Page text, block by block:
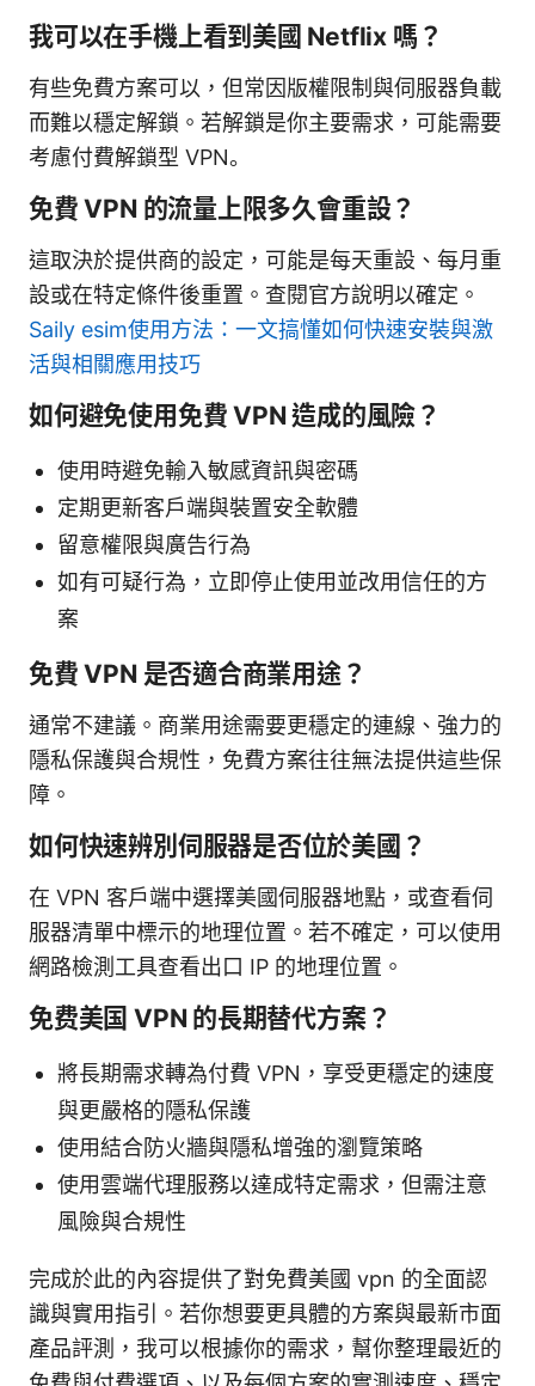
我可以在手機上看到美國 Netflix 嗎？
有些免費方案可以，但常因版權限制與伺服器負載
而難以穩定解鎖。若解鎖是你主要需求，可能需要
考慮付費解鎖型 VPN。
免費 VPN 的流量上限多久會重設？
這取決於提供商的設定，可能是每天重設、每月重
設或在特定條件後重置。查閱官方說明以確定。
Saily esim使用方法：一文搞懂如何快速安裝與激
活與相關應用技巧
如何避免使用免費 VPN 造成的風險？
使用時避免輸入敏感資訊與密碼
定期更新客戶端與裝置安全軟體
留意權限與廣告行為
如有可疑行為，立即停止使用並改用信任的方
案
免費 VPN 是否適合商業用途？
通常不建議。商業用途需要更穩定的連線、強力的
隱私保護與合規性，免費方案往往無法提供這些保
障。
如何快速辨別伺服器是否位於美國？
在 VPN 客戶端中選擇美國伺服器地點，或查看伺
服器清單中標示的地理位置。若不確定，可以使用
網路檢測工具查看出口 IP 的地理位置。
免费美国 VPN 的長期替代方案？
將長期需求轉為付費 VPN，享受更穩定的速度
與更嚴格的隱私保護
使用結合防火牆與隱私增強的瀏覽策略
使用雲端代理服務以達成特定需求，但需注意
風險與合規性
完成於此的內容提供了對免費美國 vpn 的全面認
識與實用指引。若你想要更具體的方案與最新市面
產品評測，我可以根據你的需求，幫你整理最近的